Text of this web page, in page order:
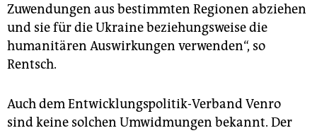
Zuwendungen aus bestimmten Regionen abziehen
und sie für die Ukraine beziehungsweise die
humanitären Auswirkungen verwenden“, so
Rentsch.
Auch dem Entwicklungspolitik-Verband Venro
sind keine solchen Umwidmungen bekannt. Der